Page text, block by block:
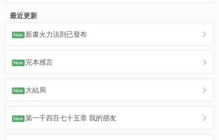
最近更新
新書火力法則已發布
完本感言
大結局
第一千四百七十五章 我的朋友